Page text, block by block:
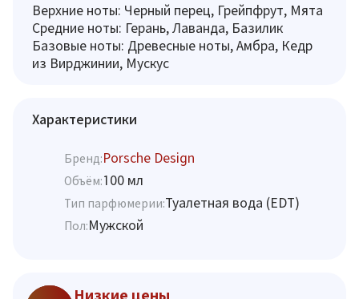
Верхние ноты: Черный перец, Грейпфрут, Мята
Средние ноты: Герань, Лаванда, Базилик
Базовые ноты: Древесные ноты, Амбра, Кедр
из Вирджинии, Мускус
Характеристики
Бренд:Porsche Design
Объём:100 мл
Тип парфюмерии:Туалетная вода (EDT)
Пол:Мужской
Низкие цены